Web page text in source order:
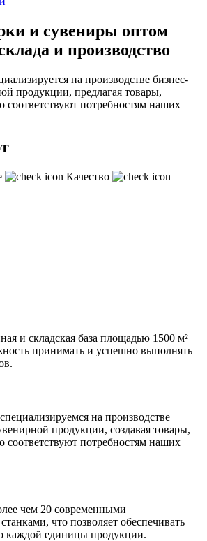
и сувениры оптом
и производство
на производстве бизнес-
продукции, предлагая товары,
соответствуют потребностям наших
Качество
и складская база площадью 1500 м²
принимать и успешно выполнять
на производстве
продукции, создавая товары,
соответствуют потребностям наших
чем 20 современными
что позволяет обеспечивать
каждой единицы продукции.